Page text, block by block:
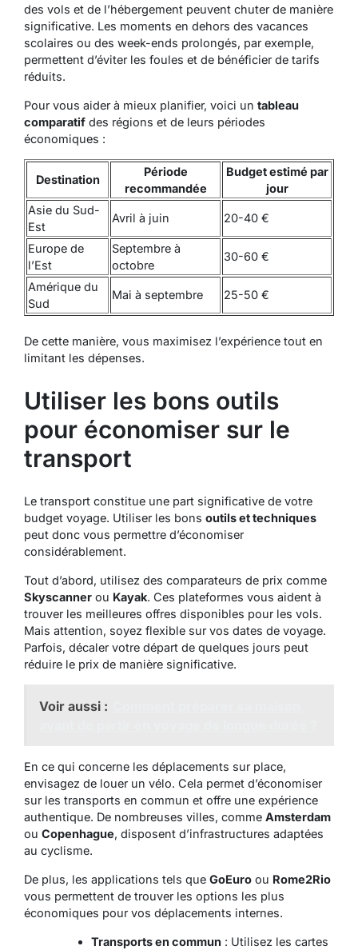
des vols et de l’hébergement peuvent chuter de manière
significative. Les moments en dehors des vacances
scolaires ou des week-ends prolongés, par exemple,
permettent d’éviter les foules et de bénéficier de tarifs
réduits.
Pour vous aider à mieux planifier, voici un tableau
comparatif des régions et de leurs périodes
économiques :
Destination
Période
recommandée
Budget estimé par
jour
Asie du Sud-
Est
Avril à juin 20-40 €
Europe de
l’Est
Septembre à
octobre
30-60 €
Amérique du
Sud
Mai à septembre 25-50 €
De cette manière, vous maximisez l’expérience tout en
limitant les dépenses.
Utiliser les bons outils
pour économiser sur le
transport
Le transport constitue une part significative de votre
budget voyage. Utiliser les bons outils et techniques
peut donc vous permettre d’économiser
considérablement.
Tout d’abord, utilisez des comparateurs de prix comme
Skyscanner ou Kayak. Ces plateformes vous aident à
trouver les meilleures offres disponibles pour les vols.
Mais attention, soyez flexible sur vos dates de voyage.
Parfois, décaler votre départ de quelques jours peut
réduire le prix de manière significative.
Voir aussi :
En ce qui concerne les déplacements sur place,
envisagez de louer un vélo. Cela permet d’économiser
sur les transports en commun et offre une expérience
authentique. De nombreuses villes, comme Amsterdam
ou Copenhague, disposent d’infrastructures adaptées
au cyclisme.
De plus, les applications tels que GoEuro ou Rome2Rio
vous permettent de trouver les options les plus
économiques pour vos déplacements internes.
Transports en commun: Utilisez les cartes